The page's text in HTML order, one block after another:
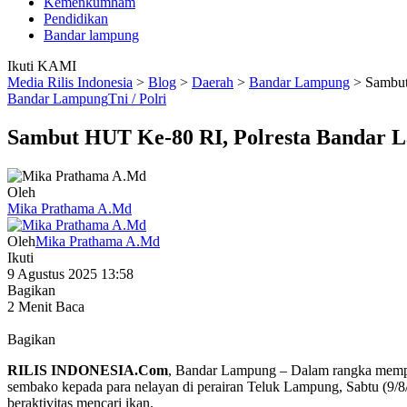
Pendidikan
Bandar lampung
Ikuti KAMI
Media Rilis Indonesia > Blog > Daerah > Bandar Lampung >
Bandar LampungTni / Polri
Sambut HUT Ke-80 RI, Polresta Bandar
Oleh
Mika Prathama A.Md
OlehMika Prathama A.Md
Ikuti
9 Agustus 2025 13:58
Bagikan
2 Menit Baca
Bagikan
RILIS INDONESIA.Com, Bandar Lampung – Dalam rangka
sembako kepada para nelayan di perairan Teluk Lampung, Sabtu (9/
beraktivitas mencari ikan.